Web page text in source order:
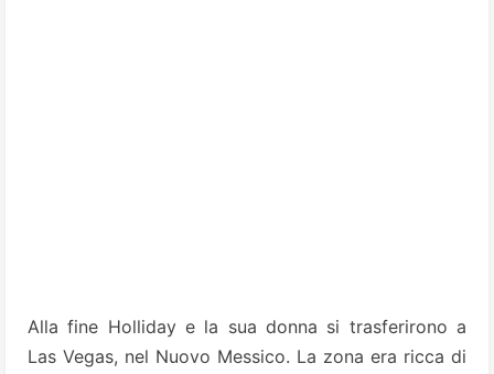
Alla fine Holliday e la sua donna si trasferirono a
Las Vegas, nel Nuovo Messico. La zona era ricca di